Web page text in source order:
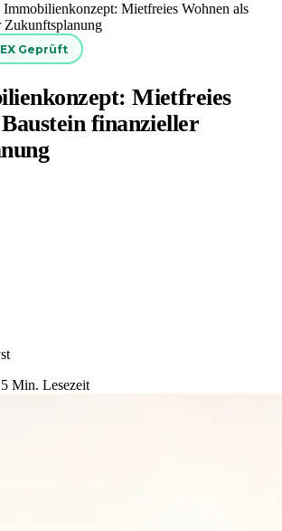
Immobilienkonzept: Mietfreies Wohnen als
Zukunftsplanung
Geprüft
Mietfreies
finanzieller
5 Min. Lesezeit